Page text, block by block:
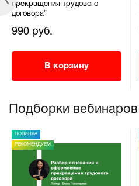
прекращения трудового
договора"
990 руб.
В корзину
Подборки вебинаров
НОВИНКА
РЕКОМЕНДУЕМ